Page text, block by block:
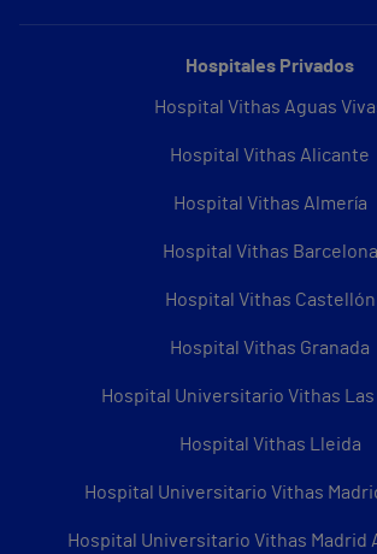
Hospitales Privados
Hospital Vithas Aguas
Hospital Vithas Alicante
Hospital Vithas Almería
Hospital Vithas Barcelona
Hospital Vithas Castellón
Hospital Vithas Granada
Hospital Universitario Vithas Las
Hospital Vithas Lleida
Hospital Universitario Vithas
Hospital Universitario Vithas Madrid